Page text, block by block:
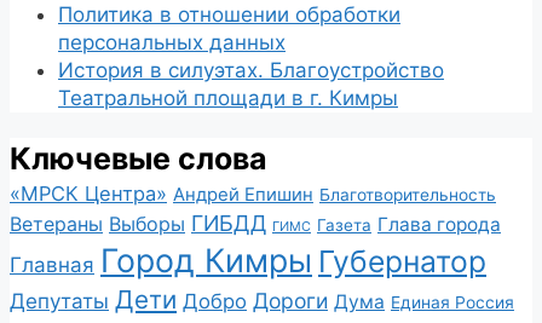
Политика в отношении обработки
персональных данных
История в силуэтах. Благоустройство
Театральной площади в г. Кимры
Ключевые слова
«МРСК Центра» Андрей Епишин Благотворительность
Ветераны Выборы ГИБДД ГИМС Газета Глава города
Главная Город Кимры Губернатор
Депутаты Дети Добро Дороги Дума Единая Россия